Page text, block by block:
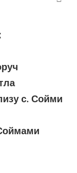
с. Сойми